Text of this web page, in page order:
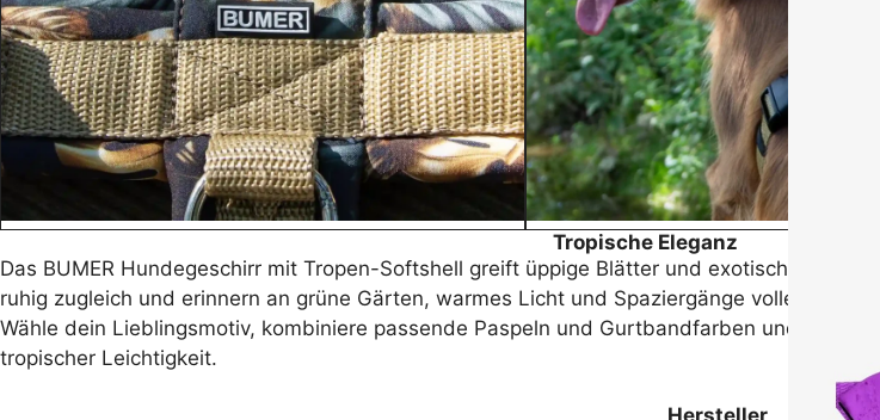
Tropische Eleganz
Das BUMER Hundegeschirr mit Tropen-Softshell greift üppige Blätter und exotische
ruhig zugleich und erinnern an grüne Gärten, warmes Licht und Spaziergänge voller
Wähle dein Lieblingsmotiv, kombiniere passende Paspeln und Gurtbandfarben und
tropischer Leichtigkeit.
Hersteller